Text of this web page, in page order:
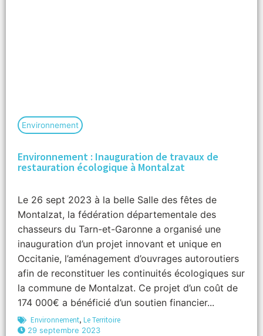
Environnement
Environnement : Inauguration de travaux de
restauration écologique à Montalzat
Le 26 sept 2023 à la belle Salle des fêtes de
Montalzat, la fédération départementale des
chasseurs du Tarn-et-Garonne a organisé une
inauguration d’un projet innovant et unique en
Occitanie, l’aménagement d’ouvrages autoroutiers
afin de reconstituer les continuités écologiques sur
la commune de Montalzat. Ce projet d’un coût de
174 000€ a bénéficié d’un soutien financier...
Environnement, Le Territoire
29 septembre 2023